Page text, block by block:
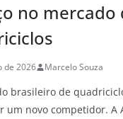
no mercado
de 2026 Marcelo Souza
brasileiro de
um novo competidor. A